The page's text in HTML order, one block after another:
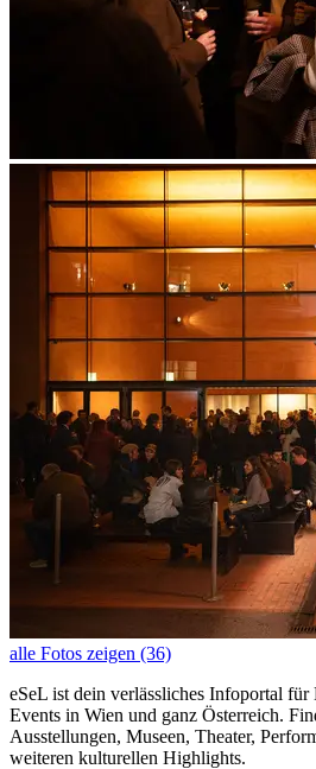
alle Fotos zeigen (36)
eSeL ist dein verlässliches Infoportal
Events in Wien und ganz Österreich.
Ausstellungen, Museen, Theater,
weiteren kulturellen Highlights.